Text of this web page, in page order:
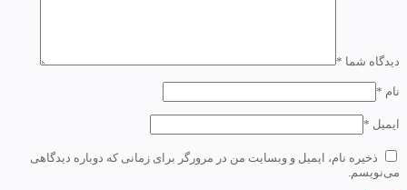
دیدگاه شما *
نام *
ایمیل *
ذخیره نام، ایمیل و وبسایت من در مرورگر برای زمانی که دوباره دیدگاهی
می‌نویسم.